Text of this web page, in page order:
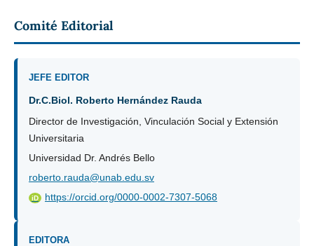
Comité Editorial
JEFE EDITOR
Dr.C.Biol. Roberto Hernández Rauda
Director de Investigación, Vinculación Social y Extensión
Universitaria
Universidad Dr. Andrés Bello
roberto.rauda@unab.edu.sv
iD https://orcid.org/0000-0002-7307-5068
EDITORA